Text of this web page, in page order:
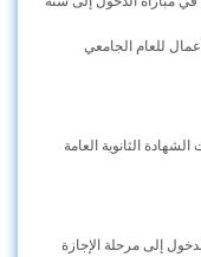
للعام الجامعي
الثانوية العامة
إلى مرحلة الإجازة